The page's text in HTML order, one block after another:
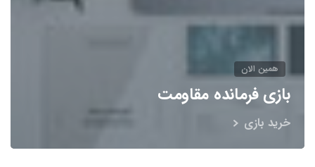
همین الان
بازی فرمانده مقاومت
خرید بازی